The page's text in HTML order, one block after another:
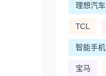
理想汽车
TCL
智能手机
宝马